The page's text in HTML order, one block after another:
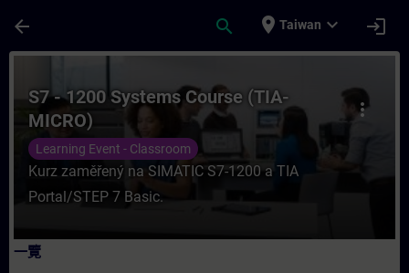
arrow_back search place Taiwan expand_more login
more_vert
S7 - 1200 Systems Course (TIA-
MICRO)
Learning Event - Classroom
Kurz zaměřený na SIMATIC S7-1200 a TIA
Portal/STEP 7 Basic.
一覽